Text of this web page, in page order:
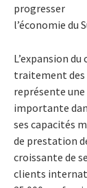
progresser
l’économie du
L’expansion du
traitement des
représente
importante
ses capacités
de prestation
croissante de
clients